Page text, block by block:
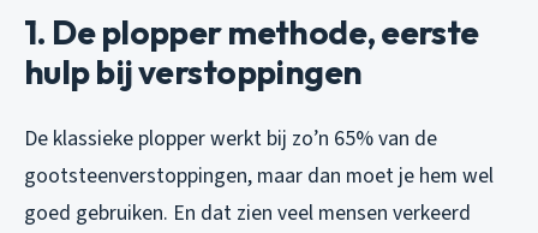
1. De plopper methode, eerste
hulp bij verstoppingen
De klassieke plopper werkt bij zo’n 65% van de
gootsteenverstoppingen, maar dan moet je hem wel
goed gebruiken. En dat zien veel mensen verkeerd